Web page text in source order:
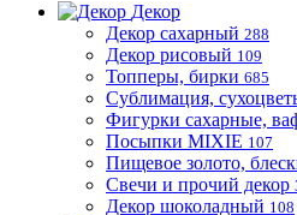
Декор
Декор сахарный 288
Декор рисовый 109
Топперы, бирки 685
Сублимация,
Фигурки сахарные,
Посыпки MIXIE 107
Пищевое золото,
Свечи и прочий декор
Декор шоколадный 108